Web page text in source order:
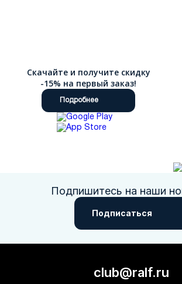
Скачайте и получите скидку
-15% на первый заказ!
Подробнее
Подпишитесь на наши
Подписаться
club@ralf.ru